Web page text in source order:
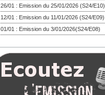
26/01 : Emission du 25/01/2026 (S24/E10)
12/01 : Emission du 11/01/2026 (S24/E09)
01/01 : Emission du 3/01/2026(S24/E08)